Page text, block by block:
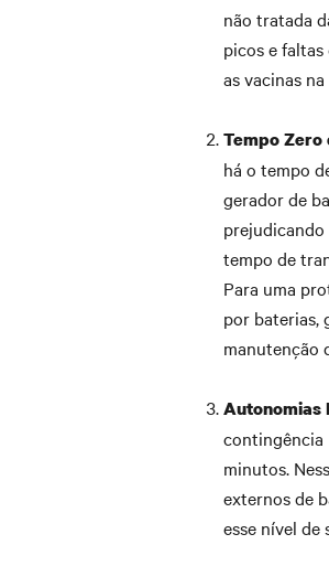
não tratada
picos e
as vacinas
Tempo
há o tempo
gerador de
tempo de
Para uma
por baterias,
manutenção
Autonomias
contingência
minutos.
externos de
esse nível de